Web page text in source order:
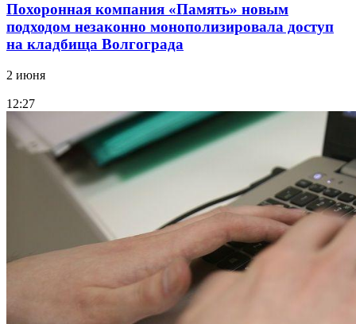
Похоронная компания «Память» новым
подходом незаконно монополизировала доступ
на кладбища Волгограда
2 июня
12:27